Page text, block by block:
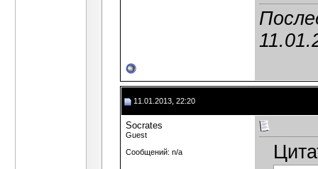
11.01.2013, 22:20
Socrates
Guest
Сообщений: n/a